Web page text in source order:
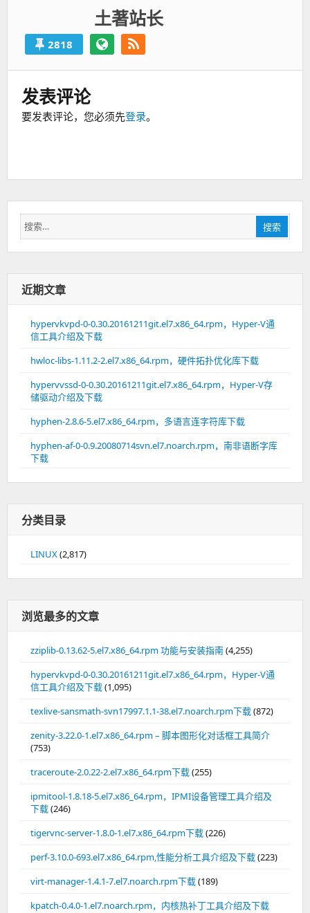
土著站长
2818
发表评论
要发表评论，您必须先登录。
搜
索：
搜索
近期文章
hypervkvpd-0-0.30.20161211git.el7.x86_64.rpm，Hyper-V通
信工具介绍及下载
hwloc-libs-1.11.2-2.el7.x86_64.rpm，硬件拓扑优化库下载
hypervvssd-0-0.30.20161211git.el7.x86_64.rpm，Hyper-V存
储驱动介绍及下载
hyphen-2.8.6-5.el7.x86_64.rpm，多语言连字符库下载
hyphen-af-0-0.9.20080714svn.el7.noarch.rpm，南非语断字库
下载
分类目录
LINUX(2,817)
浏览最多的文章
zziplib-0.13.62-5.el7.x86_64.rpm 功能与安装指南(4,255)
hypervkvpd-0-0.30.20161211git.el7.x86_64.rpm，Hyper-V通
信工具介绍及下载(1,095)
texlive-sansmath-svn17997.1.1-38.el7.noarch.rpm下载(872)
zenity-3.22.0-1.el7.x86_64.rpm – 脚本图形化对话框工具简介
(753)
traceroute-2.0.22-2.el7.x86_64.rpm下载(255)
ipmitool-1.8.18-5.el7.x86_64.rpm，IPMI设备管理工具介绍及
下载(246)
tigervnc-server-1.8.0-1.el7.x86_64.rpm下载(226)
perf-3.10.0-693.el7.x86_64.rpm,性能分析工具介绍及下载(223)
virt-manager-1.4.1-7.el7.noarch.rpm下载(189)
kpatch-0.4.0-1.el7.noarch.rpm，内核热补丁工具介绍及下载